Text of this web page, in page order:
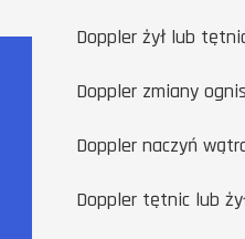
Doppler żył lub
Doppler zmiany
Doppler naczyń
Doppler tętnic lub